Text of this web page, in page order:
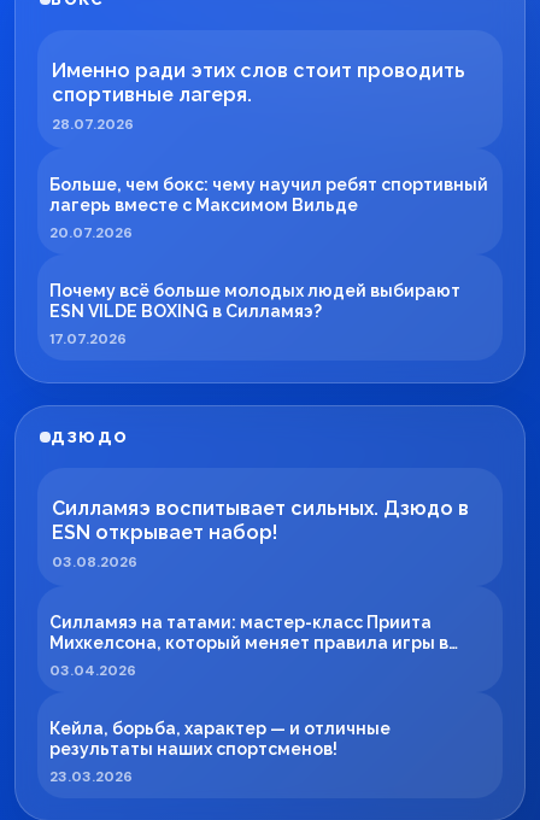
Именно ради этих слов стоит проводить
спортивные лагеря.
28.07.2026
Больше, чем бокс: чему научил ребят спортивный
лагерь вместе с Максимом Вильде
20.07.2026
Почему всё больше молодых людей выбирают
ESN VILDE BOXING в Силламяэ?
17.07.2026
ДЗЮДО
Силламяэ воспитывает сильных. Дзюдо в
ESN открывает набор!
03.08.2026
Силламяэ на татами: мастер-класс Приита
Михкелсона, который меняет правила игры в
регионе
03.04.2026
Кейла, борьба, характер — и отличные
результаты наших спортсменов!
23.03.2026